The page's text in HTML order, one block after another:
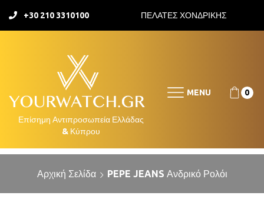
+30 210 3310100 ΠΕΛΑΤΕΣ ΧΟΝΔΡΙΚΗΣ
MENU 0
Αρχική Σελίδα PEPE JEANS Ανδρικό Ρολόι